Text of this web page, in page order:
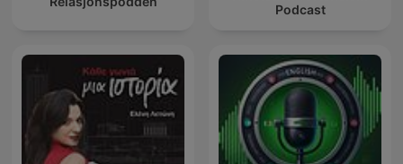
Podcast